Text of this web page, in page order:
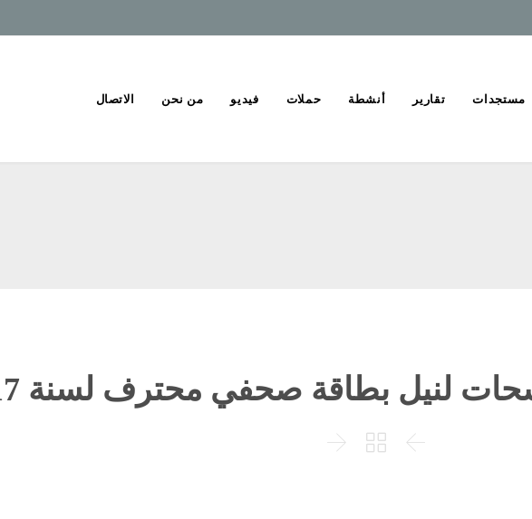
مستجدات تقارير أنشطة حملات فيديو من نحن الاتصال
لنيل بطاقة صحفي محترف لسنة 2017


